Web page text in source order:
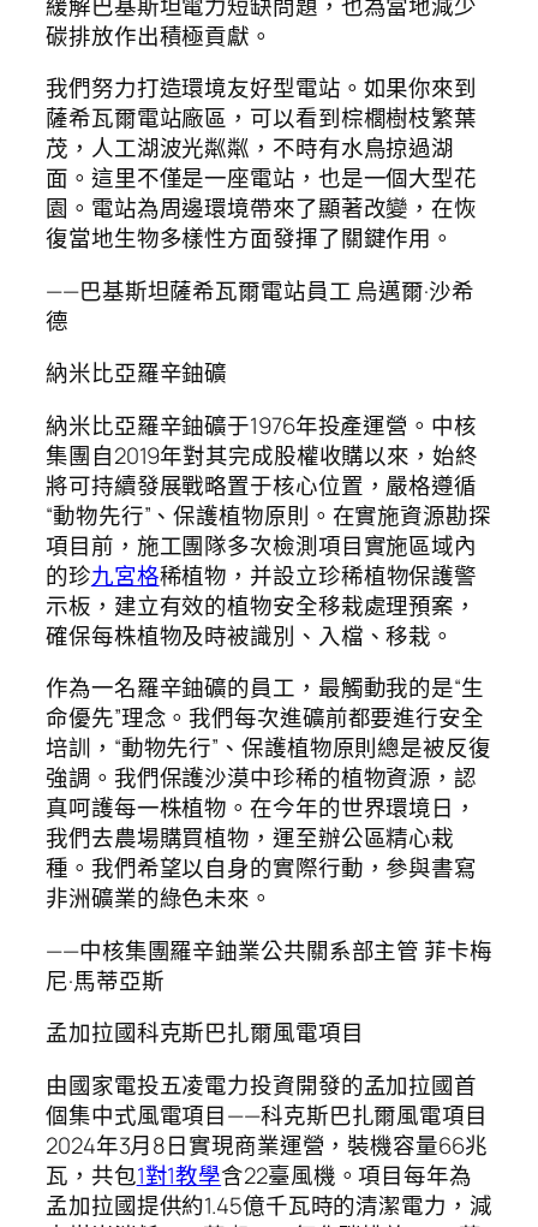
碳排放作出積極貢獻。
我們努力打造環境友好型電站。如果你來到
薩希瓦爾電站廠區，可以看到棕櫚樹枝繁葉
茂，人工湖波光粼粼，不時有水鳥掠過湖
面。這里不僅是一座電站，也是一個大型花
園。電站為周邊環境帶來了顯著改變，在恢
復當地生物多樣性方面發揮了關鍵作用。
——巴基斯坦薩希瓦爾電站員工 烏邁爾·沙希
德
納米比亞羅辛鈾礦
納米比亞羅辛鈾礦于1976年投產運營。中核
集團自2019年對其完成股權收購以來，始終
將可持續發展戰略置于核心位置，嚴格遵循
“動物先行”、保護植物原則。在實施資源勘探
項目前，施工團隊多次檢測項目實施區域內
的珍九宮格稀植物，并設立珍稀植物保護警
示板，建立有效的植物安全移栽處理預案，
確保每株植物及時被識別、入檔、移栽。
作為一名羅辛鈾礦的員工，最觸動我的是“生
命優先”理念。我們每次進礦前都要進行安全
培訓，“動物先行”、保護植物原則總是被反復
強調。我們保護沙漠中珍稀的植物資源，認
真呵護每一株植物。在今年的世界環境日，
我們去農場購買植物，運至辦公區精心栽
種。我們希望以自身的實際行動，參與書寫
非洲礦業的綠色未來。
——中核集團羅辛鈾業公共關系部主管 菲卡梅
尼·馬蒂亞斯
孟加拉國科克斯巴扎爾風電項目
由國家電投五凌電力投資開發的孟加拉國首
個集中式風電項目——科克斯巴扎爾風電項目
2024年3月8日實現商業運營，裝機容量66兆
瓦，共包1對1教學含22臺風機。項目每年為
孟加拉國提供約1.45億千瓦時的清潔電力，減